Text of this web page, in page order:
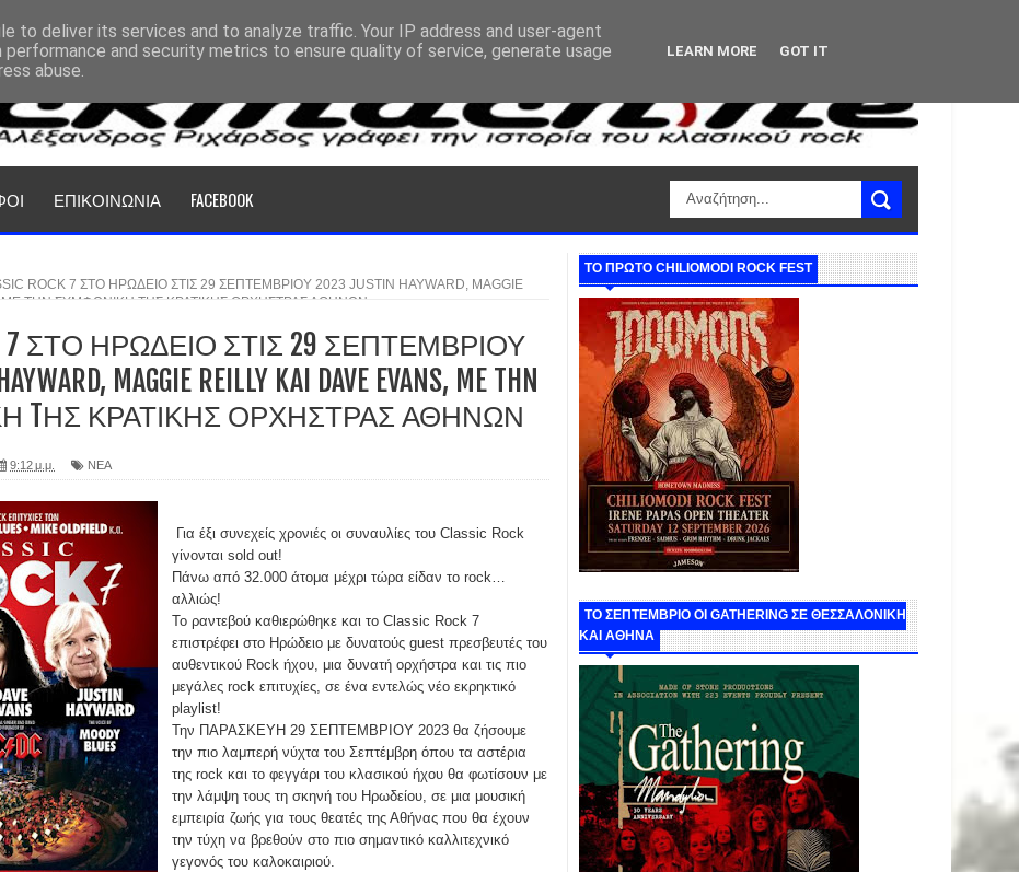
ΕΠΙΚΟΙΝΩΝΙΑ FACEBOOK
ROCK 7 ΣΤΟ ΗΡΩΔΕΙΟ ΣΤΙΣ 29 ΣΕΠΤΕΜΒΡΙΟΥ 2023 JUSTIN HAYWARD, MAGGIE
ME THN ΣΥΜΦΩΝΙΚΗ TΗΣ ΚΡΑΤΙΚΗΣ ΟΡΧΗΣΤΡΑΣ ΑΘΗΝΩΝ
7 ΣΤΟ ΗΡΩΔΕΙΟ ΣΤΙΣ 29 ΣΕΠΤΕΜΒΡΙΟΥ
MAGGIE REILLY KAI DAVE EVANS, ME THN
TΗΣ ΚΡΑΤΙΚΗΣ ΟΡΧΗΣΤΡΑΣ ΑΘΗΝΩΝ
9:12 μ.μ. ΝΕΑ
Για έξι συνεχείς χρονιές οι συναυλίες του Classic Rock
γίνονται sold out!
Πάνω από 32.000 άτομα μέχρι τώρα είδαν το rock…
αλλιώς!
Το ραντεβού καθιερώθηκε και το Classic Rock 7
επιστρέφει στο Ηρώδειο με δυνατούς guest πρεσβευτές του
αυθεντικού Rock ήχου, μια δυνατή ορχήστρα και τις πιο
μεγάλες rock επιτυχίες, σε ένα εντελώς νέο εκρηκτικό
playlist!
Την ΠΑΡΑΣΚΕΥΗ 29 ΣΕΠΤΕΜΒΡΙΟΥ 2023 θα ζήσουμε
την πιο λαμπερή νύχτα του Σεπτέμβρη όπου τα αστέρια
της rock και το φεγγάρι του κλασικού ήχου θα φωτίσουν με
την λάμψη τους τη σκηνή του Ηρωδείου, σε μια μουσική
εμπειρία ζωής για τους θεατές της Αθήνας που θα έχουν
την τύχη να βρεθούν στο πιο σημαντικό καλλιτεχνικό
γεγονός του καλοκαιριού.
ΤΟ ΠΡΩΤΟ CHILIOMODI ROCK FEST
ΤΟ ΣΕΠΤΕΜΒΡΙΟ ΟΙ GATHERING ΣΕ ΘΕΣΣΑΛΟΝΙΚΗ
ΚΑΙ ΑΘΗΝΑ
to deliver its services and to analyze traffic. Your IP address and user-agent
performance and security metrics to ensure quality of service, generate usage
abuse.
LEARN MORE GOT IT